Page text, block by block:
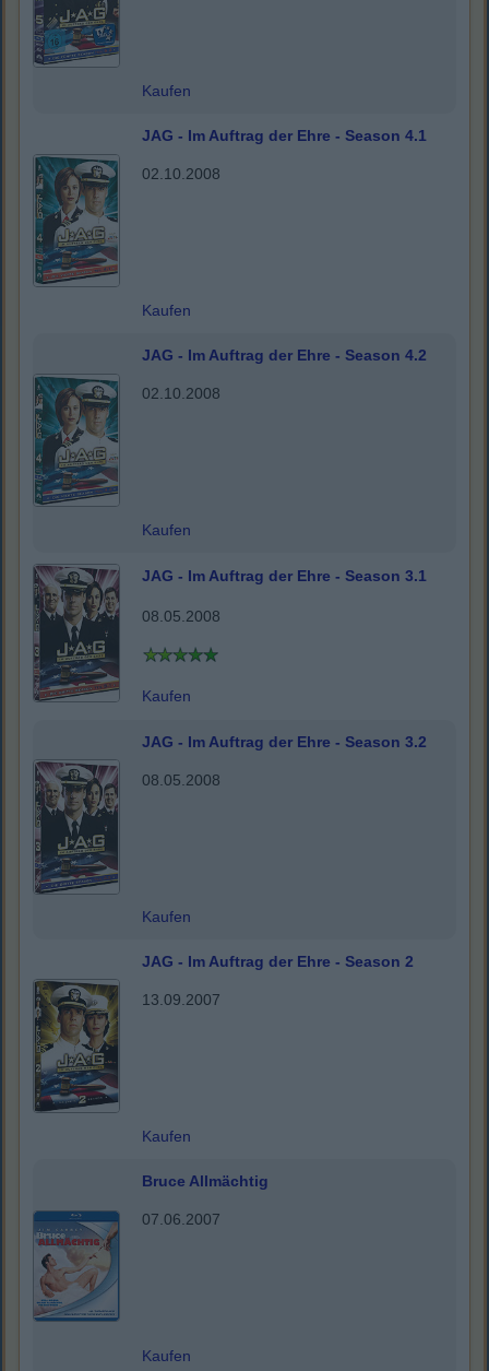
Kaufen
JAG - Im Auftrag der Ehre - Season 4.1
02.10.2008
Kaufen
JAG - Im Auftrag der Ehre - Season 4.2
02.10.2008
Kaufen
JAG - Im Auftrag der Ehre - Season 3.1
08.05.2008
Kaufen
JAG - Im Auftrag der Ehre - Season 3.2
08.05.2008
Kaufen
JAG - Im Auftrag der Ehre - Season 2
13.09.2007
Kaufen
Bruce Allmächtig
07.06.2007
Kaufen